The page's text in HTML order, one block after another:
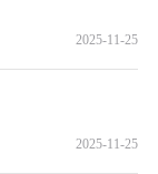
2025-11-25
2025-11-25